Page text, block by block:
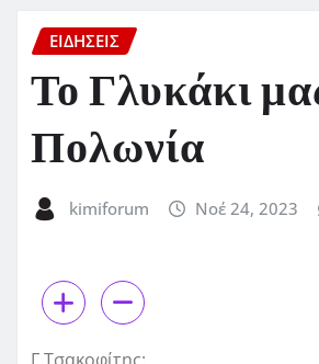
ΕΙΔΗΣΕΙΣ
Το Γλυκάκι
Πολωνία
kimiforum Νοέ 24, 2023